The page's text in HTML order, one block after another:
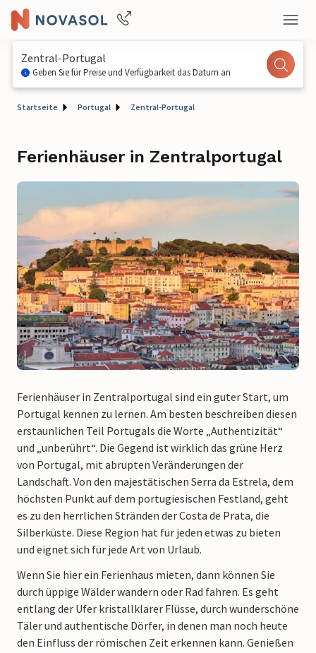
Zentral-Portugal
Geben Sie für Preise und Verfügbarkeit das Datum an
Startseite Portugal Zentral-Portugal
Ferienhäuser in Zentralportugal
Ferienhäuser in Zentralportugal sind ein guter Start, um
Portugal kennen zu lernen. Am besten beschreiben diesen
erstaunlichen Teil Portugals die Worte „Authentizität“
und „unberührt“. Die Gegend ist wirklich das grüne Herz
von Portugal, mit abrupten Veränderungen der
Landschaft. Von den majestätischen Serra da Estrela, dem
höchsten Punkt auf dem portugiesischen Festland, geht
es zu den herrlichen Stränden der Costa de Prata, die
Silberküste. Diese Region hat für jeden etwas zu bieten
und eignet sich für jede Art von Urlaub.
Wenn Sie hier ein Ferienhaus mieten, dann können Sie
durch üppige Wälder wandern oder Rad fahren. Es geht
entlang der Ufer kristallklarer Flüsse, durch wunderschöne
Täler und authentische Dörfer, in denen man noch heute
den Einfluss der römischen Zeit erkennen kann. Genießen